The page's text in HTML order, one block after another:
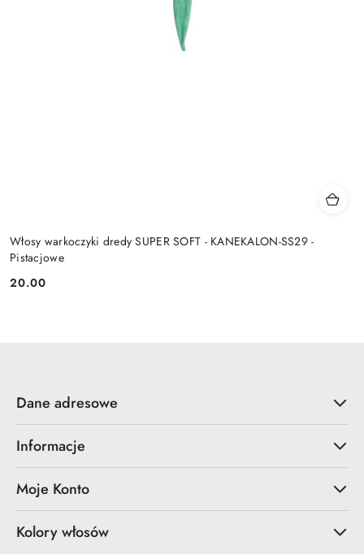
Włosy warkoczyki dredy SUPER SOFT - KANEKALON-SS29 -
Pistacjowe
Cena:
20.00
Dane adresowe
Informacje
Moje Konto
Kolory włosów